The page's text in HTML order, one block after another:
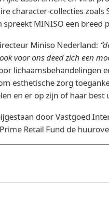
character-collecties
spreekt MINISO een
Miniso Nederland:
voor ons deed zich een
lichaamsbehandelingen
esthetische zorg
en er op zijn of haar best
door Vastgoed
Retail Fund de